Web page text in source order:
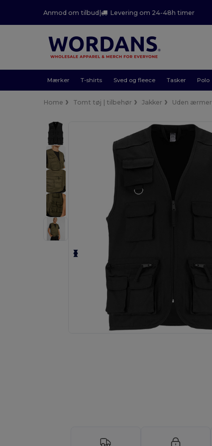
Anmod om tilbud| Levering om 24-48h timer
Mærker T-shirts Sved og fleece Tasker Polo
Home Tomt tøj | tilbehør Jakker Uden ærmer